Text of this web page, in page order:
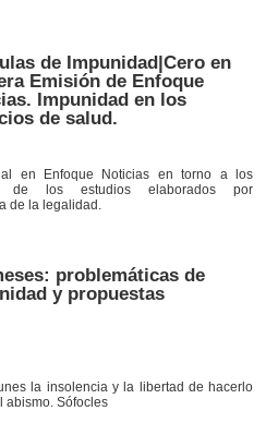
de Impunidad|Cero en
Emisión de Enfoque
Impunidad en los
de salud.
en Enfoque Noticias en torno a los
de los estudios elaborados por
de la legalidad.
problemáticas de
y propuestas
la insolencia y la libertad de hacerlo
abismo. Sófocles